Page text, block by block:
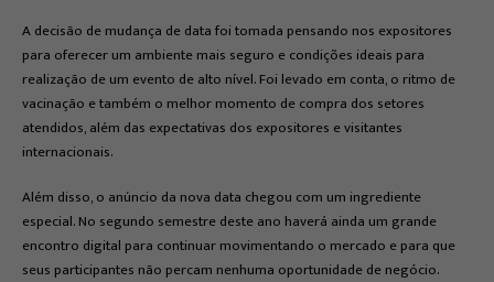
A decisão de mudança de data foi tomada pensando nos expositores
para oferecer um ambiente mais seguro e condições ideais para
realização de um evento de alto nível. Foi levado em conta, o ritmo de
vacinação e também o melhor momento de compra dos setores
atendidos, além das expectativas dos expositores e visitantes
internacionais.
Além disso, o anúncio da nova data chegou com um ingrediente
especial. No segundo semestre deste ano haverá ainda um grande
encontro digital para continuar movimentando o mercado e para que
seus participantes não percam nenhuma oportunidade de negócio.